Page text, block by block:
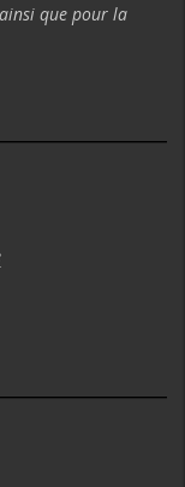
que pour la